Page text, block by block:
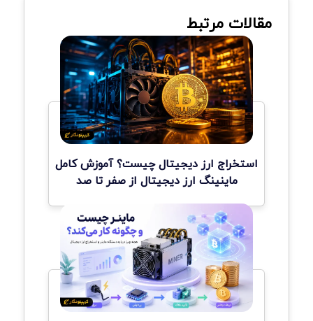
مقالات مرتبط
استخراج ارز دیجیتال چیست؟ آموزش کامل
ماینینگ ارز دیجیتال از صفر تا صد